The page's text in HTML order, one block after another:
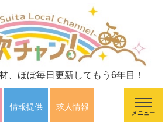
、ほぼ毎日更新してもう6年目！
情報提供 求人情報
メニュー